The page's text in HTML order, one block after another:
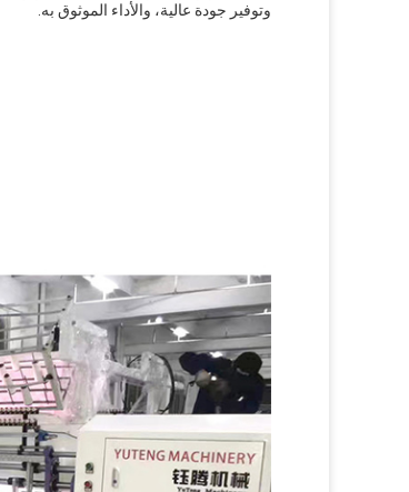
وتوفير جودة عالية، والأداء الموثوق به.